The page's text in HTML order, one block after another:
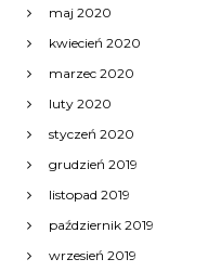
maj 2020
kwiecień 2020
marzec 2020
luty 2020
styczeń 2020
grudzień 2019
listopad 2019
październik 2019
wrzesień 2019